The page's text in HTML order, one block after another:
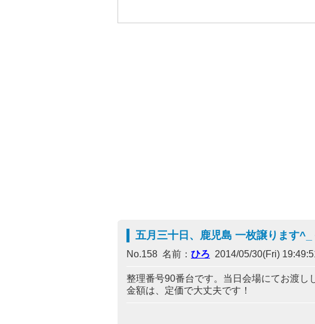
五月三十日、鹿児島 一枚譲ります
No.158 名前： ひろ 2014/05/30(Fri)
整理番号90番台です。当日会場にてお渡し
金額は、定価で大丈夫です！